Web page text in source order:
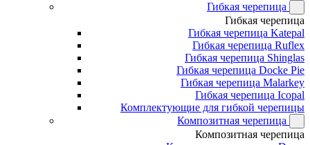
Гибкая черепица
Гибкая черепица
Гибкая черепица Katepal
Гибкая черепица Ruflex
Гибкая черепица Shinglas
Гибкая черепица Docke Pie
Гибкая черепица Malarkey
Гибкая черепица Icopal
Комплектующие для гибкой черепицы
Композитная черепица
Композитная черепица